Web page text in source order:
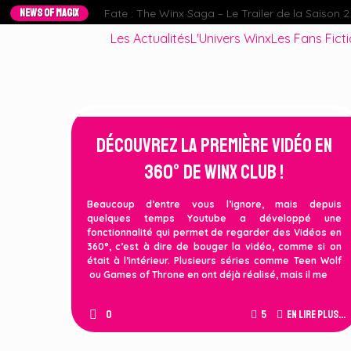
NEWS OF MAGIX Fate : The Winx Saga – Le Trailer de la Saison
Les ActualitésL'Univers WinxLes Fans
Découvrez la Première Vidéo en
360° de Winx Club !
Beaucoup d’entre vous l’ignore, mais depuis
quelques temps Youtube a développé une
fonctionnalité qui permet de regarder des Vidéos en
360°, c’est à dire de bouger la vidéo, comme si on
était à l’intérieur. Plusieurs séries comme Teen Wolf
ou Games of Throne en ont déjà réalisé, mais il me
0 5 En lire plus...